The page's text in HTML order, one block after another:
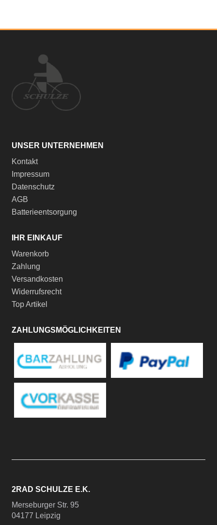
UNSER UNTERNEHMEN
Kontakt
Impressum
Datenschutz
AGB
Batterieentsorgung
IHR EINKAUF
Warenkorb
Zahlung
Versandkosten
Widerrufsrecht
Top Artikel
ZAHLUNGSMÖGLICHKEITEN
2RAD SCHULZE E.K.
Merseburger Str. 95
04177 Leipzig